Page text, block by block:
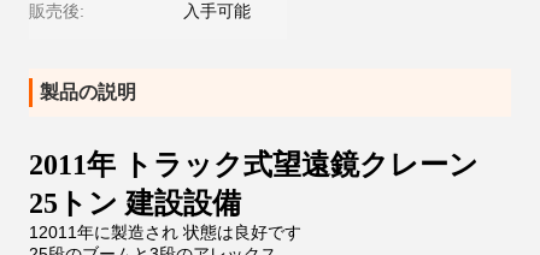
販売後: 入手可能
製品の説明
2011年 トラック式望遠鏡クレーン
25トン 建設設備
12011年に製造され 状態は良好です